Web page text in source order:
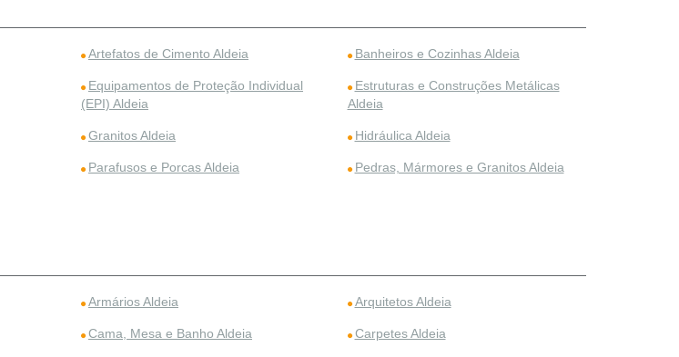
Artefatos de Cimento Aldeia Banheiros e Cozinhas Aldeia
Equipamentos de Proteção Individual
(EPI) Aldeia
Estruturas e Construções Metálicas
Aldeia
Granitos Aldeia Hidráulica Aldeia
Parafusos e Porcas Aldeia Pedras, Mármores e Granitos Aldeia
Armários Aldeia Arquitetos Aldeia
Cama, Mesa e Banho Aldeia Carpetes Aldeia